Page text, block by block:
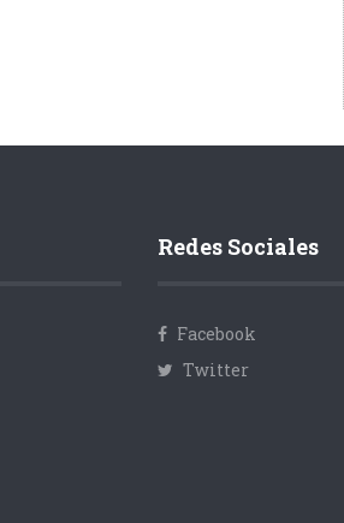
Redes Sociales
Facebook
Twitter